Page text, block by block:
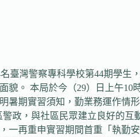
臺灣警察專科學校第44期學生
。 本局於今（29）日上午10
期實習須知，勤業務運作情
政，與社區民眾建立良好的互
一再重申實習期間首重「執勤